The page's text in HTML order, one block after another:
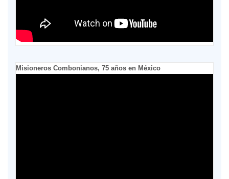
Misioneros Combonianos, 75 años en México